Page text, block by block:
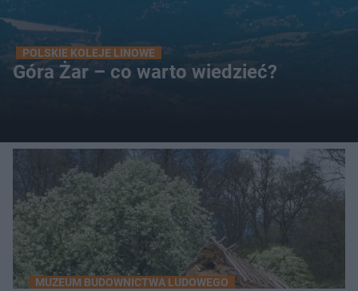
POLSKIE KOLEJE LINOWE
Góra Żar – co warto wiedzieć?
MUZEUM BUDOWNICTWA LUDOWEGO